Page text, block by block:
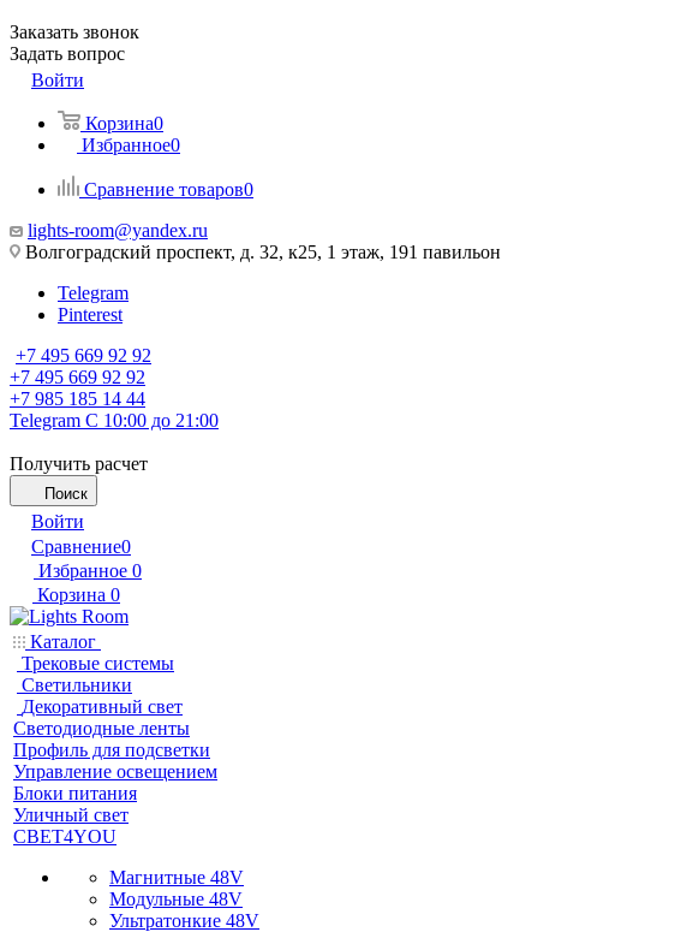
Заказать звонок
Задать вопрос
Войти
Корзина0
Избранное0
Сравнение товаров0
lights-room@yandex.ru
Волгоградский проспект, д. 32, к25, 1 этаж, 191 павильон
Telegram
Pinterest
+7 495 669 92 92
+7 495 669 92 92
+7 985 185 14 44
Telegram С 10:00 до 21:00
Получить расчет
Поиск
Войти
Сравнение0
Избранное 0
Корзина 0
Каталог
Трековые системы
Светильники
Декоративный свет
Светодиодные ленты
Профиль для подсветки
Управление освещением
Блоки питания
Уличный свет
СВЕТ4YOU
Магнитные 48V
Модульные 48V
Ультратонкие 48V